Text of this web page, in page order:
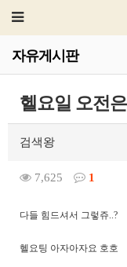
자유게시판
헬요일 오전
검색왕
7,625 1
다들 힘드셔서 그렇쥬..?
헬요팅 아자아자요 호호